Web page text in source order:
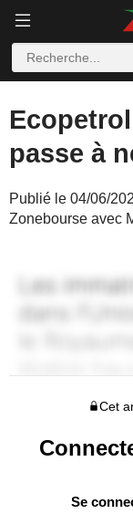
passe à
Publié le 04/06/
Zonebourse avec
Cet
Se